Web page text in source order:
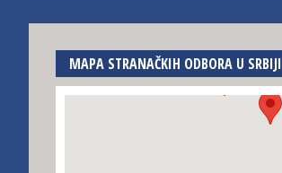
MAPA STRANAČKIH ODBORA U SRBIJI